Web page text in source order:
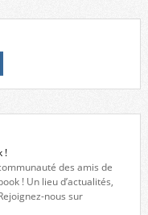
!
des amis de
! Un lieu d’actualités,
nous sur